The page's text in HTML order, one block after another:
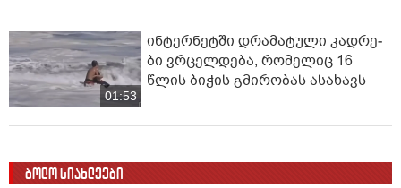
01:53
ინ­ტერ­ნეტ­ში დრა­მა­ტუ­ლი კად­რე­
ბი ვრცელდება, რომელიც 16
წლის ბიჭის გმირობას ასახავს
ბოლო სიახლეები